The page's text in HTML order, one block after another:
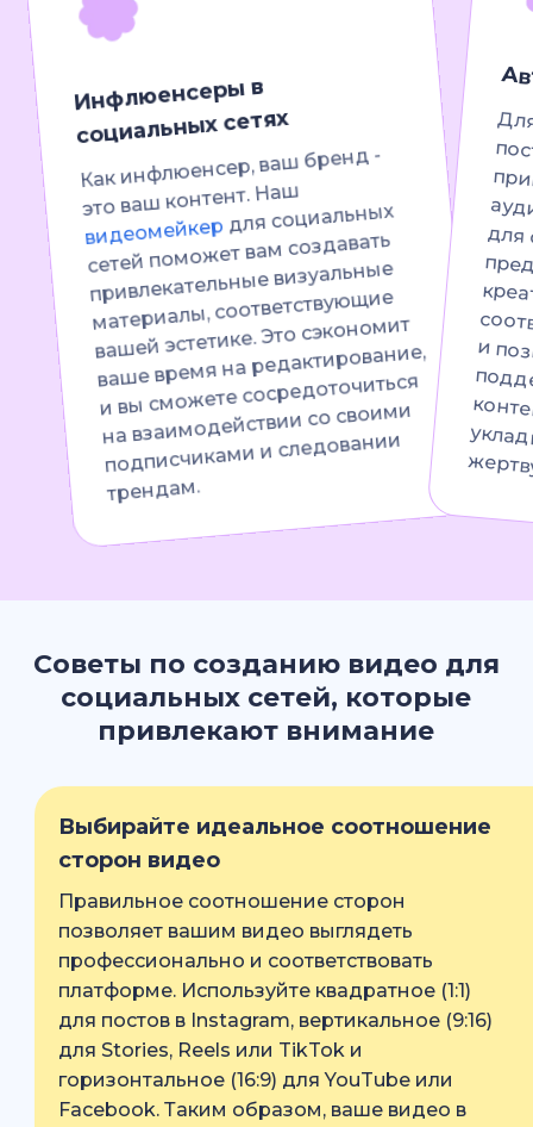
Инфлюенсеры в
социальных сетях
Как инфлюенсер, ваш бренд -
это ваш контент. Наш
видеомейкер для социальных
сетей поможет вам создавать
привлекательные визуальные
материалы, соответствующие
вашей эстетике. Это сэкономит
ваше время на редактирование,
и вы сможете сосредоточиться
на взаимодействии со своими
подписчиками и следовании
трендам.
Советы по созданию видео для
социальных сетей, которые
привлекают внимание
Выбирайте идеальное соотношение
сторон видео
Правильное соотношение сторон
позволяет вашим видео выглядеть
профессионально и соответствовать
платформе. Используйте квадратное (1:1)
для постов в Instagram, вертикальное (9:16)
для Stories, Reels или TikTok и
горизонтальное (16:9) для YouTube или
Facebook. Таким образом, ваше видео в